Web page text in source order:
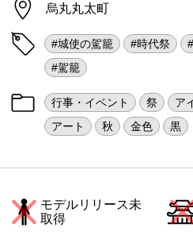
烏丸丸太町
#城使の駕籠 #時代祭
#駕籠
行事・イベント 祭
ア
アート
秋 金色 黒
モデルリリース未
取得